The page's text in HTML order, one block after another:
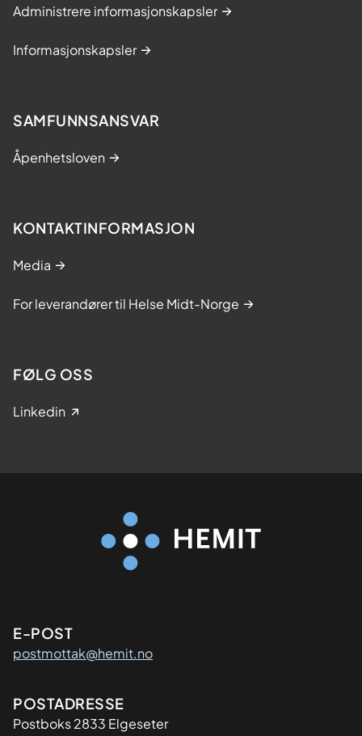
Administrere informasjonskapsler
Informasjonskapsler
SAMFUNNSANSVAR
Åpenhetsloven
KONTAKTINFORMASJON
Media
For leverandører til Helse Midt-Norge
FØLG OSS
Linkedin
Kontaktinformasjon
E-POST
postmottak@hemit.no
Adresse
POSTADRESSE
Postboks 2833 Elgeseter